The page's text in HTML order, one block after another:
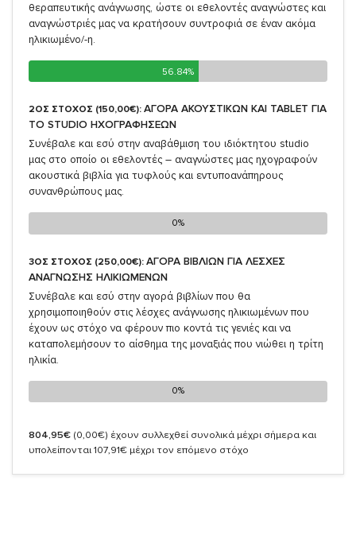
θεραπευτικής ανάγνωσης, ώστε οι εθελοντές αναγνώστες και
αναγνώστριές μας να κρατήσουν συντροφιά σε έναν ακόμα
ηλικιωμένο/-η.
56.84%
56.84%
2ΟΣ ΣΤΟΧΟΣ (150,00€): ΑΓΟΡΑ ΑΚΟΥΣΤΙΚΩΝ ΚΑΙ TABLET ΓΙΑ
TO STUDIO ΗΧΟΓΡΑΦΗΣΕΩΝ
Συνέβαλε και εσύ στην αναβάθμιση του ιδιόκτητου studio
μας στο οποίο οι εθελοντές – αναγνώστες μας ηχογραφούν
ακουστικά βιβλία για τυφλούς και εντυποανάπηρους
συνανθρώπους μας.
0%
0%
3ΟΣ ΣΤΟΧΟΣ (250,00€): ΑΓΟΡΑ ΒΙΒΛΙΩΝ ΓΙΑ ΛΕΣΧΕΣ
ΑΝΑΓΝΩΣΗΣ ΗΛΙΚΙΩΜΕΝΩΝ
Συνέβαλε και εσύ στην αγορά βιβλίων που θα
χρησιμοποιηθούν στις λέσχες ανάγνωσης ηλικιωμένων που
έχουν ως στόχο να φέρουν πιο κοντά τις γενιές και να
καταπολεμήσουν το αίσθημα της μοναξιάς που νιώθει η τρίτη
ηλικία.
0%
0%
804,95€ (0,00€) έχουν συλλεχθεί συνολικά μέχρι σήμερα και
υπολείπονται 107,91€ μέχρι τον επόμενο στόχο